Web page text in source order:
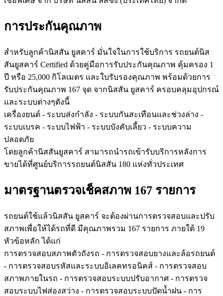
การประกันคุณภาพ
สำหรับลูกค้านิสสัน ยูสคาร์ มั่นใจในการใช้บริการ รถยนต์นิส
สันยูสคาร์ Certified ด้วยคู่มือการรับประกันคุณภาพ คุ้มครอง 1
ปี หรือ 25,000 กิโลเมตร และใบรับรองคุณภาพ พร้อมด้วยการ
รับประกันคุณภาพ 167 จุด จากนิสสัน ยูสคาร์ ครอบคลุมอุปกรณ์
และระบบต่างๆดังนี้
เครื่องยนต์ - ระบบส่งกำลัง - ระบบกันสะเทือนและช่วงล่าง -
ระบบเบรค - ระบบไฟฟ้า - ระบบบังคับเลี้ยว - ระบบความ
ปลอดภัย
โดยลูกค้านิสสันยูสคาร์ สามารถนำรถเข้ารับบริการหลังการ
ขายได้ที่ศูนย์บริการรถยนต์นิสสัน 180 แห่งทั่วประเทศ
มาตรฐานตรวจเช็คสภาพ 167 รายการ
รถยนต์ใช้แล้วนิสสัน ยูสคาร์ จะต้องผ่านการตรวจสอบและปรับ
สภาพเพื่อให้ได้รถที่ดี มีคุณภาพรวม 167 รายการ ภายใต้ 19
หัวข้อหลัก ได้แก่
การตรวจสอบสภาพตัวถังรถ - การตรวจสอบยางและล้อรถยนต์
- การตรวจสอบรหัสและระบบอิเลคทรอนิคส์ - การตรวจสอบ
สภาพภายในรถ - การตรวจสอบระบบปรับอากาศ - การตรวจ
สอบระบบไฟส่องสว่าง - การตรวจสอบระบบปัดน้ำฝน - การ